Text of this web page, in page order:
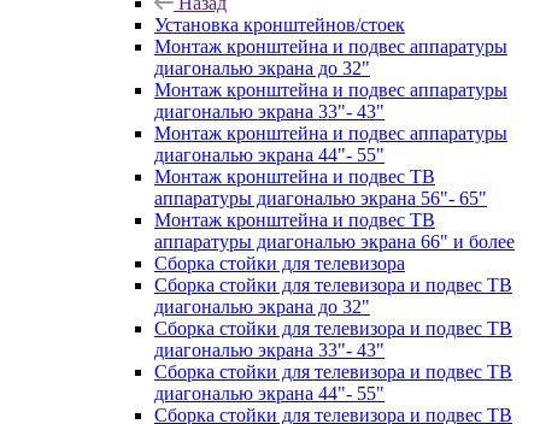
Установка кронштейнов/стоек
Монтаж кронштейна и подвес аппаратуры
диагональю экрана до 32"
Монтаж кронштейна и подвес аппаратуры
диагональю экрана 33"- 43"
Монтаж кронштейна и подвес аппаратуры
диагональю экрана 44"- 55"
Монтаж кронштейна и подвес ТВ
аппаратуры диагональю экрана 56"- 65"
Монтаж кронштейна и подвес ТВ
аппаратуры диагональю экрана 66" и более
Сборка стойки для телевизора
Сборка стойки для телевизора и подвес ТВ
диагональю экрана до 32"
Сборка стойки для телевизора и подвес ТВ
диагональю экрана 33"- 43"
Сборка стойки для телевизора и подвес ТВ
диагональю экрана 44"- 55"
Сборка стойки для телевизора и подвес ТВ